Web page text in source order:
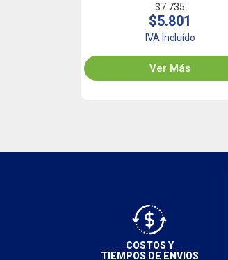
$7.735
$5.801
IVA Incluído
Ver Más
COSTOS Y
TIEMPOS DE ENVIOS